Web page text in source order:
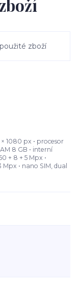
1080 px • procesor
8 GB • interní
+ 8 + 5 Mpx •
• nano SIM, dual